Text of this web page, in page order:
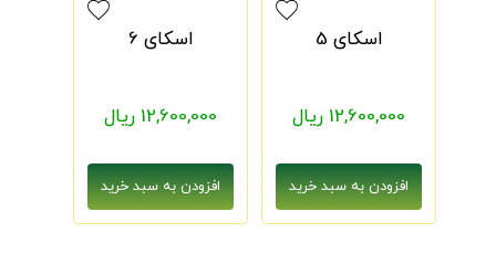
اسکای 5
12,600,000 ریال
اسکای 6
12,600,000 ریال